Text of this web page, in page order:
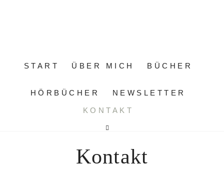
START ÜBER MICH BÜCHER
HÖRBÜCHER NEWSLETTER
KONTAKT
Kontakt